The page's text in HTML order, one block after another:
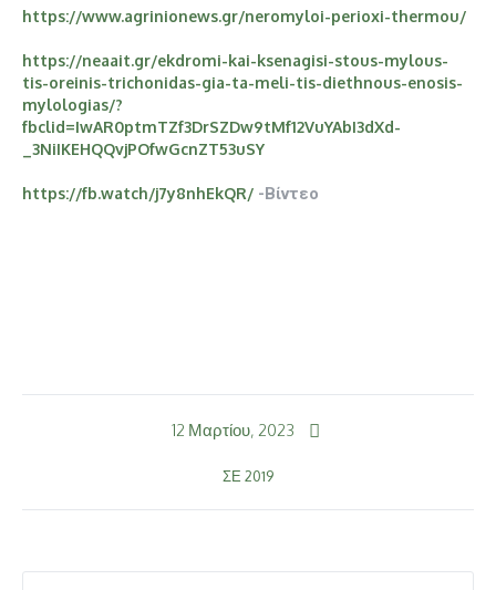
https://www.agrinionews.gr/neromyloi-perioxi-thermou/
https://neaait.gr/ekdromi-kai-ksenagisi-stous-mylous-
tis-oreinis-trichonidas-gia-ta-meli-tis-diethnous-enosis-
mylologias/?
fbclid=IwAR0ptmTZf3DrSZDw9tMf12VuYAbI3dXd-
_3NiIKEHQQvjPOfwGcnZT53uSY
https://fb.watch/j7y8nhEkQR/ -Βίντεο
12 Μαρτίου, 2023
ΣΕ 2019